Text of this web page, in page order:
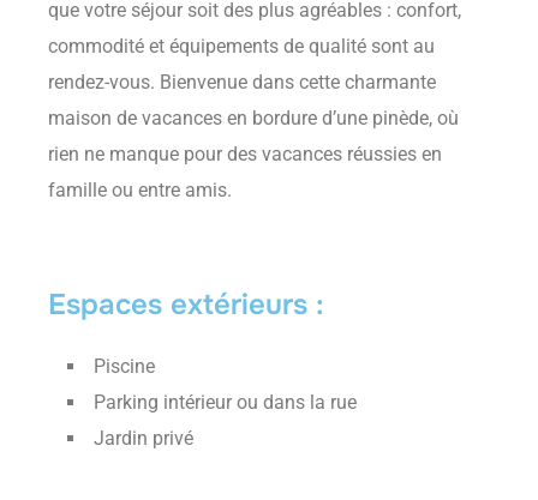
que votre séjour soit des plus agréables : confort,
commodité et équipements de qualité sont au
rendez-vous. Bienvenue dans cette charmante
maison de vacances en bordure d’une pinède, où
rien ne manque pour des vacances réussies en
famille ou entre amis.
Espaces extérieurs :
Piscine
Parking intérieur ou dans la rue
Jardin privé